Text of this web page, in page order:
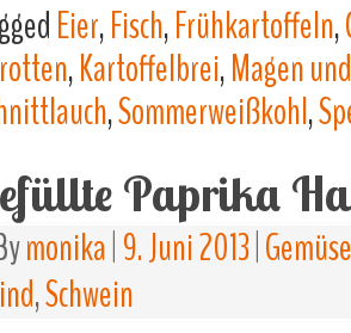
Eier,Fisch,Frühkartoffeln,
,Kartoffelbrei,Magen
,Sommerweißkohl,
Paprika
monika 9. Juni 2013
,Schwein